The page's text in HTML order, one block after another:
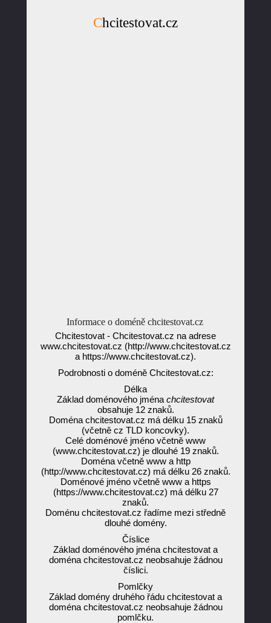
Chcitestovat.cz
Informace o doméně chcitestovat.cz
Chcitestovat - Chcitestovat.cz na adrese
www.chcitestovat.cz (http://www.chcitestovat.cz
a https://www.chcitestovat.cz).
Podrobnosti o doméně Chcitestovat.cz:
Délka
Základ doménového jména chcitestovat
obsahuje 12 znaků.
Doména chcitestovat.cz má délku 15 znaků
(včetně cz TLD koncovky).
Celé doménové jméno včetně www
(www.chcitestovat.cz) je dlouhé 19 znaků.
Doména včetně www a http
(http://www.chcitestovat.cz) má délku 26 znaků.
Doménové jméno včetně www a https
(https://www.chcitestovat.cz) má délku 27
znaků.
Doménu chcitestovat.cz řadíme mezi středně
dlouhé domény.
Číslice
Základ doménového jména chcitestovat a
doména chcitestovat.cz neobsahuje žádnou
číslici.
Pomlčky
Základ domény druhého řádu chcitestovat a
doména chcitestovat.cz neobsahuje žádnou
pomlčku.